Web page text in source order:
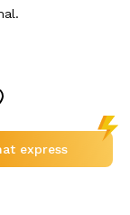
express